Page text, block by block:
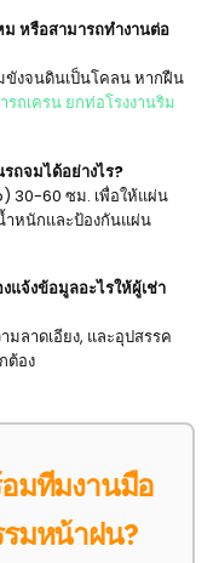
หรือสามารถทำงานต่อ
ขังจนดินเป็นโคลน หากฝืน
รถเครน ยกท่อโรงงานริม
ถจมได้อย่างไร?
30-60 ซม. เพื่อให้แผ่น
ำหนักและป้องกันแผ่น
แจ้งข้อมูลอะไรให้ผู้เช่า
ลาดเอียง, และอุปสรรค
ต้อง
อมทีมงานมือ
มหน้าฝน?